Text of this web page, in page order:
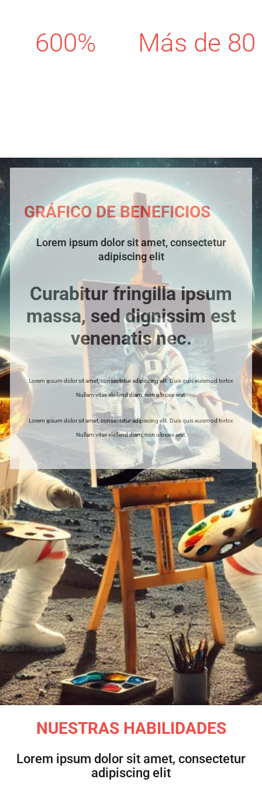
600% Más de 80
GRÁFICO DE BENEFICIOS
Lorem ipsum dolor sit amet, consectetur
adipiscing elit
Curabitur fringilla ipsum
massa, sed dignissim est
venenatis nec.
Lorem ipsum dolor sit amet, consectetur adipiscing elit. Duis quis euismod tortor.
Nullam vitae eleifend diam, non ultrices erat.
Lorem ipsum dolor sit amet, consectetur adipiscing elit. Duis quis euismod tortor.
Nullam vitae eleifend diam, non ultrices erat.
NUESTRAS HABILIDADES
Lorem ipsum dolor sit amet, consectetur
adipiscing elit